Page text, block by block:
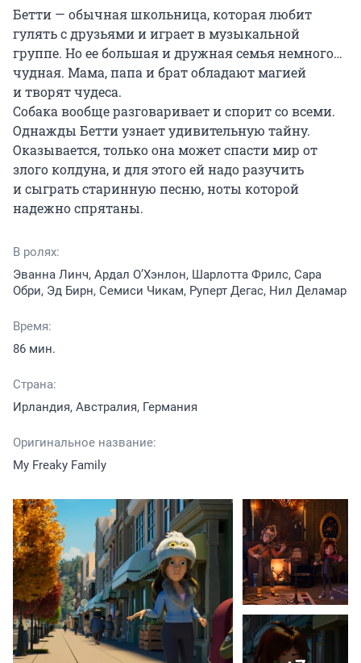
Бетти — обычная школьница, которая любит
гулять с друзьями и играет в музыкальной
группе. Но ее большая и дружная семья немного…
чудная. Мама, папа и брат обладают магией
и творят чудеса.
Собака вообще разговаривает и спорит со всеми.
Однажды Бетти узнает удивительную тайну.
Оказывается, только она может спасти мир от
злого колдуна, и для этого ей надо разучить
и сыграть старинную песню, ноты которой
надежно спрятаны.
В ролях:
Эванна Линч, Ардал О’Хэнлон, Шарлотта Фрилс, Сара
Обри, Эд Бирн, Семиси Чикам, Руперт Дегас, Нил Деламар
Время:
86 мин.
Страна:
Ирландия, Австралия, Германия
Оригинальное название:
My Freaky Family